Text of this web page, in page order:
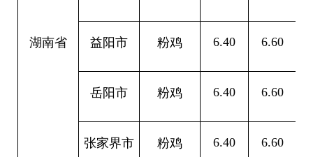
湖南省 益阳市 粉鸡 6.40 6.60
岳阳市 粉鸡 6.40 6.60
张家界市 粉鸡 6.40 6.60